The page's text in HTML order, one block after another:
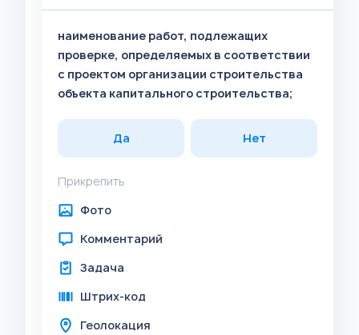
наименование работ, подлежащих
проверке, определяемых в соответствии
с проектом организации строительства
объекта капитального строительства;
Да Нет
Прикрепить
Фото
Комментарий
Задача
Штрих-код
Геолокация